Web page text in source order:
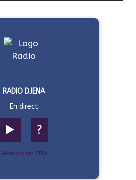
RADIO DJENA
En direct
▶️ ?
Développé par OTIYA